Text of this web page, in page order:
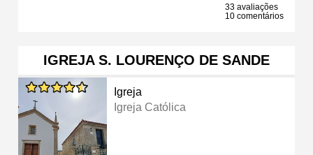
33 avaliações
10 comentários
IGREJA S. LOURENÇO DE SANDE
Igreja
Igreja Católica